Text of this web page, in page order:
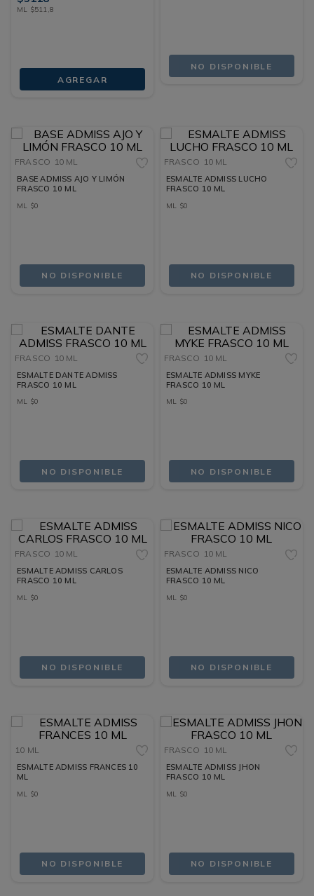
ML $511,8
AGREGAR
NO DISPONIBLE
FRASCO 10 ML
BASE ADMISS AJO Y LIMÓN
FRASCO 10 ML
ML $0
NO DISPONIBLE
FRASCO 10 ML
ESMALTE ADMISS LUCHO
FRASCO 10 ML
ML $0
NO DISPONIBLE
FRASCO 10 ML
ESMALTE DANTE ADMISS
FRASCO 10 ML
ML $0
NO DISPONIBLE
FRASCO 10 ML
ESMALTE ADMISS MYKE
FRASCO 10 ML
ML $0
NO DISPONIBLE
FRASCO 10 ML
ESMALTE ADMISS CARLOS
FRASCO 10 ML
ML $0
NO DISPONIBLE
FRASCO 10 ML
ESMALTE ADMISS NICO
FRASCO 10 ML
ML $0
NO DISPONIBLE
10 ML
ESMALTE ADMISS FRANCES 10
ML
ML $0
NO DISPONIBLE
FRASCO 10 ML
ESMALTE ADMISS JHON
FRASCO 10 ML
ML $0
NO DISPONIBLE